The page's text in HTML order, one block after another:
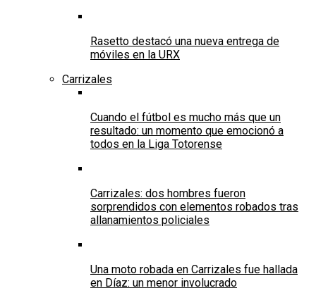
Rasetto destacó una nueva entrega de
móviles en la URX
Carrizales
Cuando el fútbol es mucho más que un
resultado: un momento que emocionó a
todos en la Liga Totorense
Carrizales: dos hombres fueron
sorprendidos con elementos robados tras
allanamientos policiales
Una moto robada en Carrizales fue hallada
en Díaz: un menor involucrado